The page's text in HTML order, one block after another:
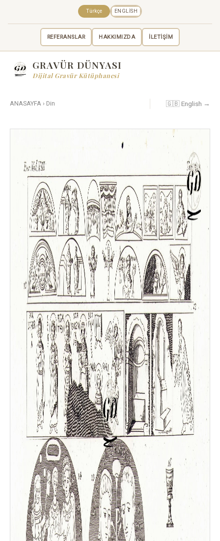
REFERANSLAR HAKKIMIZDA İLETİŞİM
Türkçe ENGLISH
GRAVÜR DÜNYASI
Dijital Gravür Kütüphanesi
ANASAYFA › Din 🇬🇧 English →